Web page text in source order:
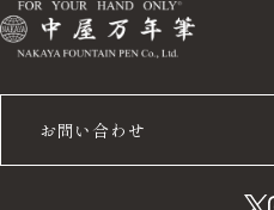
お問い合わせ